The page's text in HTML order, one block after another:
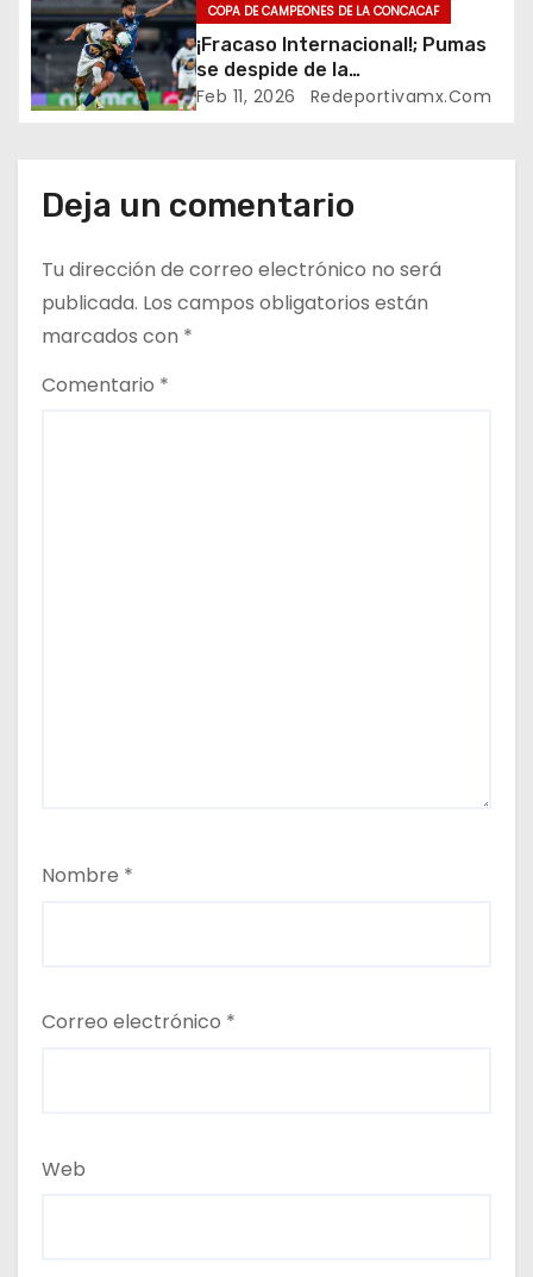
d
e
n
t
r
a
d
COPA DE CAMPEONES DE LA CONCACAF
¡Fracaso Internacional!; Pumas
se despide de la
Concachampions Cup en
Feb 11, 2026 Redeportivamx.com
Deja un comentario
Tu dirección de correo electrónico no será
publicada. Los campos obligatorios están
marcados con *
Comentario *
Nombre *
Correo electrónico *
Web